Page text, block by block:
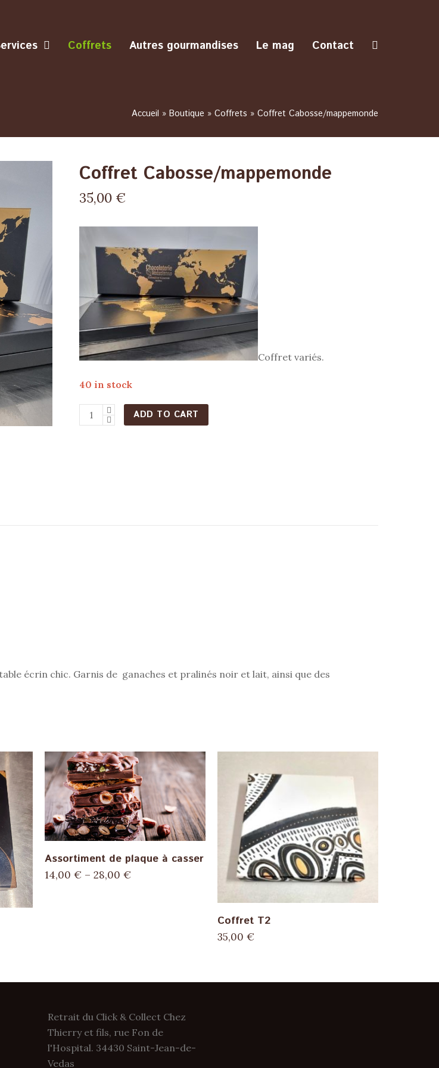
Coffrets Autres gourmandises Le mag Contact
Accueil » Boutique » Coffrets » Coffret Cabosse/mappemonde
Coffret Cabosse/mappemonde
35,00 €
Coffret variés.
40 in stock
ADD TO CART
écrin chic. Garnis de ganaches et pralinés noir et lait, ainsi que des
SELECT OPTIONS
Assortiment de plaque à casser
14,00 € – 28,00 €
ADD TO CART
Coffret T2
35,00 €
Retrait du Click & Collect Chez
Thierry et fils, rue Fon de
l'Hospital. 34430 Saint-Jean-de-
Vedas